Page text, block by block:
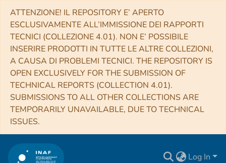
ATTENZIONE! IL REPOSITORY E’ APERTO
ESCLUSIVAMENTE ALL’IMMISSIONE DEI RAPPORTI
TECNICI (COLLEZIONE 4.01). NON E’ POSSIBILE
INSERIRE PRODOTTI IN TUTTE LE ALTRE COLLEZIONI,
A CAUSA DI PROBLEMI TECNICI. THE REPOSITORY IS
OPEN EXCLUSIVELY FOR THE SUBMISSION OF
TECHNICAL REPORTS (COLLECTION 4.01).
SUBMISSIONS TO ALL OTHER COLLECTIONS ARE
TEMPORARILY UNAVAILABLE, DUE TO TECHNICAL
ISSUES.
Log In